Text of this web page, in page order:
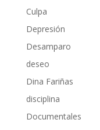
Culpa
Depresión
Desamparo
deseo
Dina Fariñas
disciplina
Documentales